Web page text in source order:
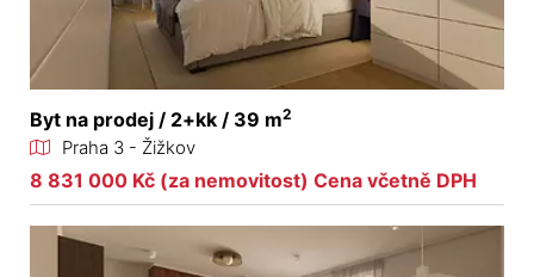
Byt na prodej / 2+kk / 39 m2
Praha 3 - Žižkov
8 831 000 Kč (za nemovitost) Cena včetně DPH